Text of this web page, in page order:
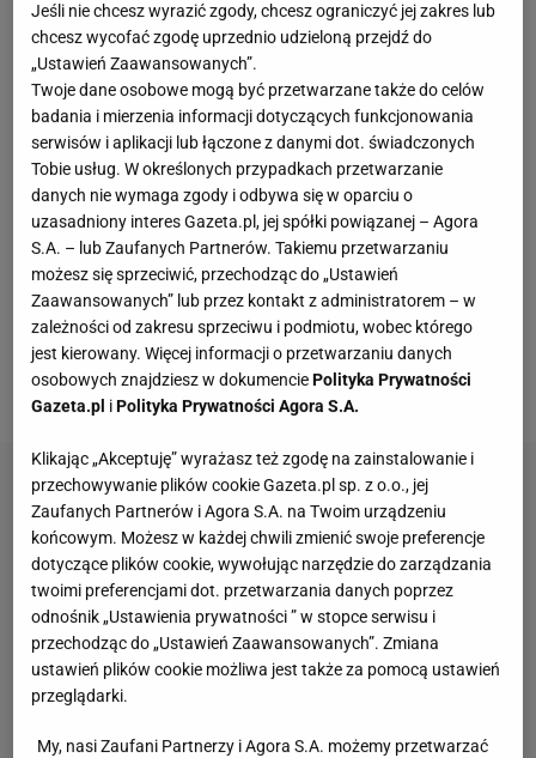
Raporty są zatrważająco przykre, dlatego cieszę się,
że powstała akcja WF z Klasą. Idealnie wpisuje się
ona w nasze oczekiwania. Należy pracować nad
tym, aby zachęcać do sportu dzieci nieaktywne oraz
przełamywać niechęć tych nauczycieli, którzy
zachowują się bardziej zachowawczo niż powinni.
Aby odnieść sukces, trzeba się również skierować w
stronę rodziców. To wszystko już się dzieje, ale
przed nami jeszcze dużo pracy.
Wychowani w bezruchu. Wady postawy i "dorosłe"
choroby dotykają coraz więcej uczniów
Jeśli nie chcesz wyrazić zgody, chcesz ograniczyć jej zakres lub
chcesz wycofać zgodę uprzednio udzieloną przejdź do
„Ustawień Zaawansowanych”.
Twoje dane osobowe mogą być przetwarzane także do celów
badania i mierzenia informacji dotyczących funkcjonowania
serwisów i aplikacji lub łączone z danymi dot. świadczonych
Tobie usług. W określonych przypadkach przetwarzanie
danych nie wymaga zgody i odbywa się w oparciu o
uzasadniony interes Gazeta.pl, jej spółki powiązanej – Agora
S.A. – lub Zaufanych Partnerów. Takiemu przetwarzaniu
możesz się sprzeciwić, przechodząc do „Ustawień
Zaawansowanych” lub przez kontakt z administratorem – w
zależności od zakresu sprzeciwu i podmiotu, wobec którego
jest kierowany. Więcej informacji o przetwarzaniu danych
osobowych znajdziesz w dokumenciePolityka Prywatności
Gazeta.pl iPolityka Prywatności Agora S.A.
Klikając „Akceptuję” wyrażasz też zgodę na zainstalowanie i
przechowywanie plików cookie Gazeta.pl sp. z o.o., jej
Zaufanych Partnerów i Agora S.A. na Twoim urządzeniu
końcowym. Możesz w każdej chwili zmienić swoje preferencje
dotyczące plików cookie, wywołując narzędzie do zarządzania
twoimi preferencjami dot. przetwarzania danych poprzez
odnośnik „Ustawienia prywatności ” w stopce serwisu i
przechodząc do „Ustawień Zaawansowanych”. Zmiana
ustawień plików cookie możliwa jest także za pomocą ustawień
przeglądarki.
My, nasi Zaufani Partnerzy i Agora S.A. możemy przetwarzać